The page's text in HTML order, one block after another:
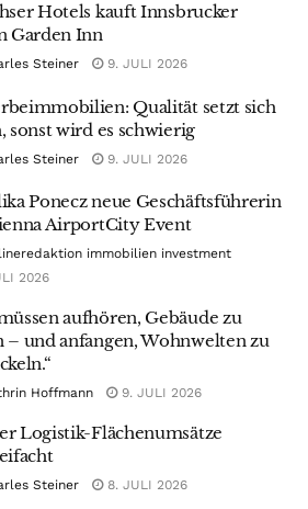
Hotels kauft Innsbrucker
Garden Inn
Steiner 9. JULI 2026
Qualität setzt sich
sonst wird es schwierig
Steiner 9. JULI 2026
Ponecz neue Geschäftsführerin
AirportCity Event
immobilien investment
2026
aufhören, Gebäude zu
– und anfangen, Wohnwelten zu
Hoffmann 9. JULI 2026
Logistik-Flächenumsätze
Steiner 8. JULI 2026